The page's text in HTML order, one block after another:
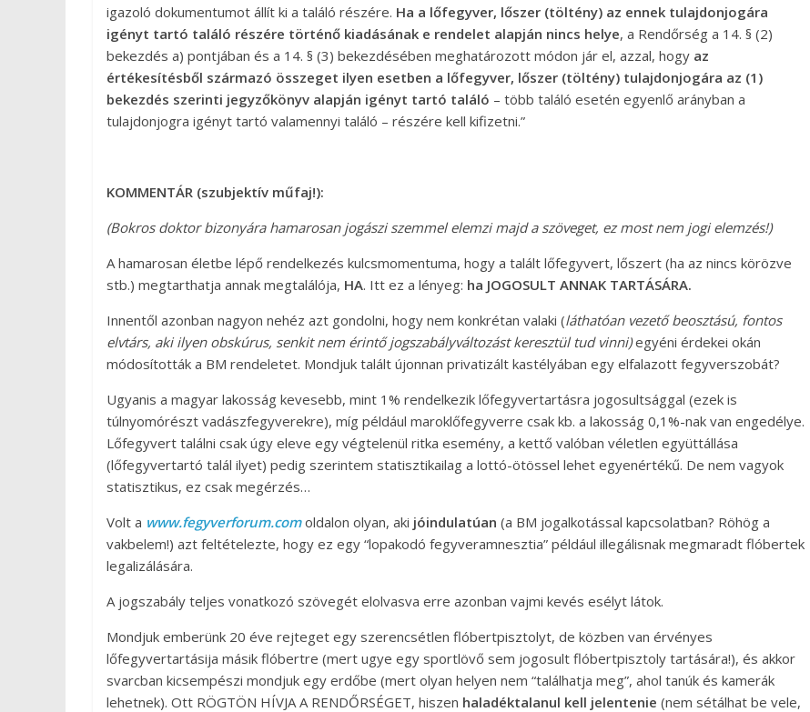
igazoló dokumentumot állít ki a találó részére. Ha a lőfegyver, lőszer (töltény) az ennek tulajdonjogára
igényt tartó találó részére történő kiadásának e rendelet alapján nincs helye, a Rendőrség a 14. § (2)
bekezdés a) pontjában és a 14. § (3) bekezdésében meghatározott módon jár el, azzal, hogy az
értékesítésből származó összeget ilyen esetben a lőfegyver, lőszer (töltény) tulajdonjogára az (1)
bekezdés szerinti jegyzőkönyv alapján igényt tartó találó – több találó esetén egyenlő arányban a
tulajdonjogra igényt tartó valamennyi találó – részére kell kifizetni.”
KOMMENTÁR (szubjektív műfaj!):
(Bokros doktor bizonyára hamarosan jogászi szemmel elemzi majd a szöveget, ez most nem jogi elemzés!)
A hamarosan életbe lépő rendelkezés kulcsmomentuma, hogy a talált lőfegyvert, lőszert (ha az nincs körözve
stb.) megtarthatja annak megtalálója, HA. Itt ez a lényeg: ha JOGOSULT ANNAK TARTÁSÁRA.
Innentől azonban nagyon nehéz azt gondolni, hogy nem konkrétan valaki (láthatóan vezető beosztású, fontos
elvtárs, aki ilyen obskúrus, senkit nem érintő jogszabályváltozást keresztül tud vinni)egyéni érdekei okán
módosították a BM rendeletet. Mondjuk talált újonnan privatizált kastélyában egy elfalazott fegyverszobát?
Ugyanis a magyar lakosság kevesebb, mint 1% rendelkezik lőfegyvertartásra jogosultsággal (ezek is
túlnyomórészt vadászfegyverekre), míg például maroklőfegyverre csak kb. a lakosság 0,1%-nak van engedélye.
Lőfegyvert találni csak úgy eleve egy végtelenül ritka esemény, a kettő valóban véletlen együttállása
(lőfegyvertartó talál ilyet) pedig szerintem statisztikailag a lottó-ötössel lehet egyenértékű. De nem vagyok
statisztikus, ez csak megérzés…
Volt a www.fegyverforum.comoldalon olyan, aki jóindulatúan (a BM jogalkotással kapcsolatban? Röhög a
vakbelem!) azt feltételezte, hogy ez egy “lopakodó fegyveramnesztia” például illegálisnak megmaradt flóbertek
legalizálására.
A jogszabály teljes vonatkozó szövegét elolvasva erre azonban vajmi kevés esélyt látok.
Mondjuk emberünk 20 éve rejteget egy szerencsétlen flóbertpisztolyt, de közben van érvényes
lőfegyvertartásija másik flóbertre (mert ugye egy sportlövő sem jogosult flóbertpisztoly tartására!), és akkor
svarcban kicsempészi mondjuk egy erdőbe (mert olyan helyen nem “találhatja meg”, ahol tanúk és kamerák
lehetnek). Ott RÖGTÖN HÍVJA A RENDŐRSÉGET, hiszen haladéktalanul kell jelentenie (nem sétálhat be vele,